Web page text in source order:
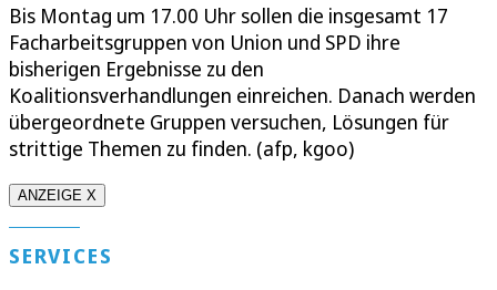
Bis Montag um 17.00 Uhr sollen die insgesamt 17
Facharbeitsgruppen von Union und SPD ihre
bisherigen Ergebnisse zu den
Koalitionsverhandlungen einreichen. Danach werden
übergeordnete Gruppen versuchen, Lösungen für
strittige Themen zu finden. (afp, kgoo)
ANZEIGE X
SERVICES